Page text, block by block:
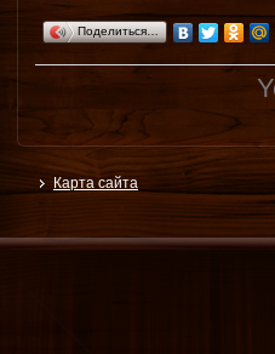
Поделиться…
Карта сайта